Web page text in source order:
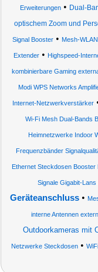
Erweiterungen• Dual-
optischem Zoom und
Signal Booster• Mesh-
Extender• Highspeed-
kombinierbare Gaming
Modi WPS Networks
Internet-Netzwerkverstärker
Wi-Fi Mesh Dual-Bands
Heimnetzwerke Indoor
Frequenzbänder
Ethernet Steckdosen Booster
Signale Gigabit-
Geräteanschluss•
interne Antennen
Outdoorkameras mit
Netzwerke Steckdosen •